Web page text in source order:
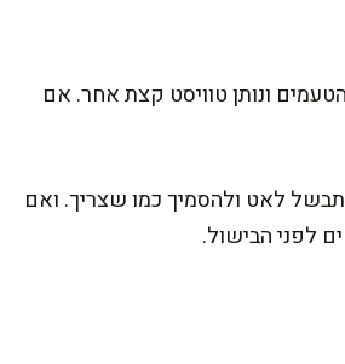
ונותן טוויסט קצת אחר. אם
לאט ולהסמיך כמו שצריך. ואם
לפני הבישול.